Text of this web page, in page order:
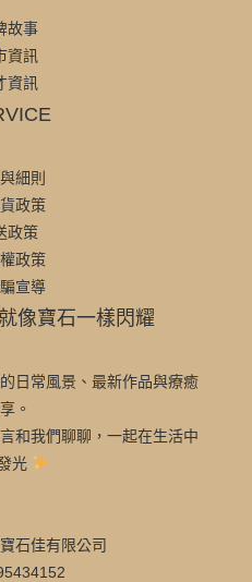
故事
資訊
資訊
細則
政策
政策
政策
宣導
像寶石一樣閃耀
日常風景、最新作品與療癒
。
和我們聊聊，一起在生活中
光
石佳有限公司